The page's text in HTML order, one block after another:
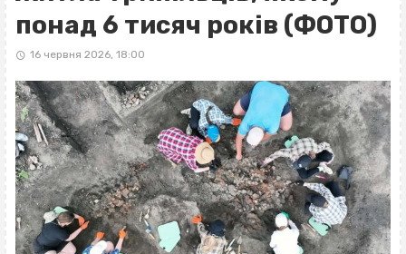
понад 6 тисяч років (ФОТО)
16 червня 2026, 18:00